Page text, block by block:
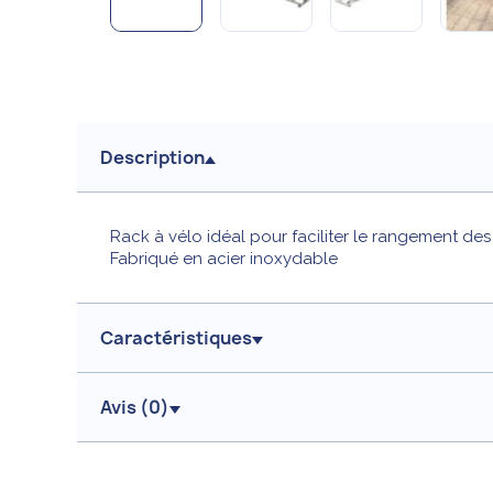
Description
Rack à vélo idéal pour faciliter le rangement
Fabriqué en acier inoxydable
Caractéristiques
Avis (0)